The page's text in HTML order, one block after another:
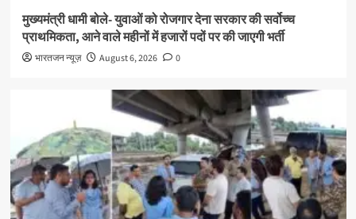
मुख्यमंत्री धामी बोले- युवाओं को रोजगार देना सरकार की सर्वोच्च
प्राथमिकता, आने वाले महीनों में हजारों पदों पर की जाएगी भर्ती
भारतजन न्यूज़ August 6, 2026 0